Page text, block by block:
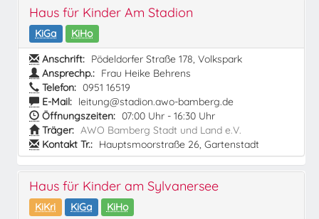
Haus für Kinder Am Stadion
KiGa
KiHo
Anschrift: Pödeldorfer Straße 178, Volkspark
Ansprechp.: Frau Heike Behrens
Telefon: 0951 16519
E-Mail: leitung@stadion.awo-bamberg.de
Öffnungszeiten: 07:00 Uhr - 16:30 Uhr
Träger: AWO Bamberg Stadt und Land e.V.
Kontakt Tr.: Hauptsmoorstraße 26, Gartenstadt
Haus für Kinder am Sylvanersee
KiKri KiGa
KiHo